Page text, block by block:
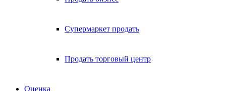
Супермаркет продать
Продать торговый центр
Оценка